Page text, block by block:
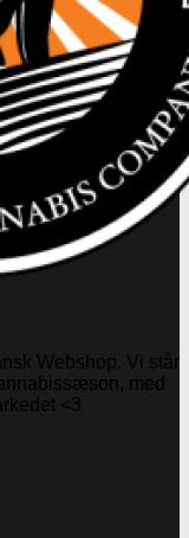
Webshop. Vi står
med
<3